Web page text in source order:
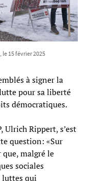
15 février 2025
à signer la
pour sa liberté
démocratiques.
Ulrich Rippert, s’est
question: «Sur
malgré le
sociales
luttes qui